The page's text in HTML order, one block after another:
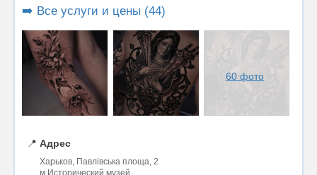
➡️ Все услуги и цены (44)
60 фото
📍 Адрес
Харьков, Павлівська площа, 2